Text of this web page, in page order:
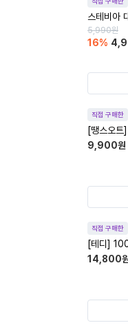
스테비아
5,990원
16%
직접 구매한
[땡스오트
9,900원
직접 구매한
[테디]
14,800